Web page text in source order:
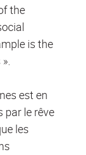
the
is the
est en
par le rêve
les